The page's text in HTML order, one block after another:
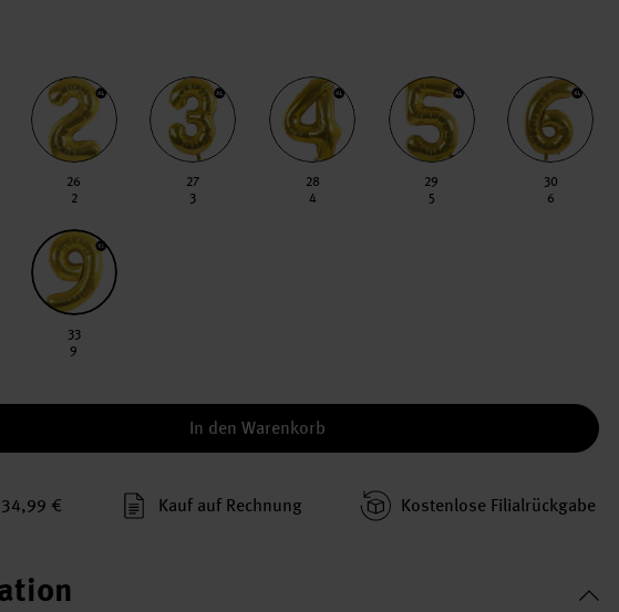
26
2
27
3
28
4
29
5
30
6
33
9
In den Warenkorb
€ Kauf auf Rechnung Kosten­lose Filial­rückgabe